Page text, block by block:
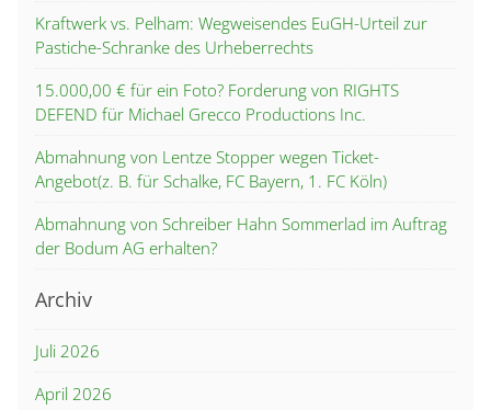
Kraftwerk vs. Pelham: Wegweisendes EuGH-Urteil zur
Pastiche-Schranke des Urheberrechts
15.000,00 € für ein Foto? Forderung von RIGHTS
DEFEND für Michael Grecco Productions Inc.
Abmahnung von Lentze Stopper wegen Ticket-
Angebot(z. B. für Schalke, FC Bayern, 1. FC Köln)
Abmahnung von Schreiber Hahn Sommerlad im Auftrag
der Bodum AG erhalten?
Archiv
Juli 2026
April 2026